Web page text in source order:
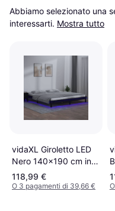
Abbiamo selezionato una
interessarti. Mostra tutto
vidaXL Giroletto LED
Nero 140x190 cm in
Legno Massello
118,99 €
O 3 pagamenti di 39,66 €